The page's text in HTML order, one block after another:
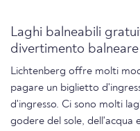
Laghi balneabili
divertimento
Lichtenberg offre molti
pagare un biglietto
d'ingresso. Ci sono molti
godere del sole, dell'acqua